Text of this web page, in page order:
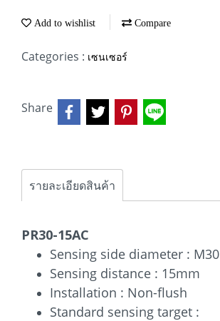
Add to wishlist Compare
Categories : เซนเซอร์
Share
รายละเอียดสินค้า
PR30-15AC
Sensing side diameter : M30
Sensing distance : 15mm
Installation : Non-flush
Standard sensing target :